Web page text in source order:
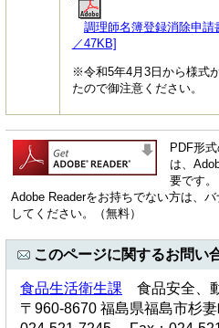
調理師名簿登録消除申請
／47KB]
※令和5年4月3日から様式
たので御注意ください。
PDF形
は、
要です。
Adobe Readerをお持ちでない方は、
してください。（無料）
このページに関するお問い
食品生活衛生課 食品安全、
〒960-8670 福島県福島市杉